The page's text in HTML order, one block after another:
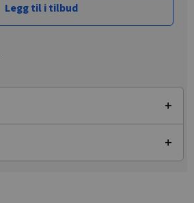
Legg til i tilbud